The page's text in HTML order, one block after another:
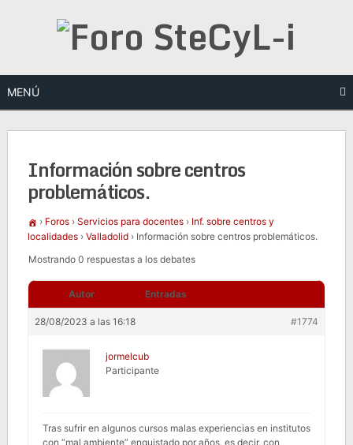
MENÚ
Información sobre centros
problemáticos.
› Foros › Servicios para docentes › Inf. sobre centros y
localidades › Valladolid › Información sobre centros problemáticos.
Mostrando 0 respuestas a los debates
Autor Entradas
28/08/2023 a las 16:18 #1774
jormelcub
Participante
Tras sufrir en algunos cursos malas experiencias en institutos
con “mal ambiente” enquistado por años, es decir, con